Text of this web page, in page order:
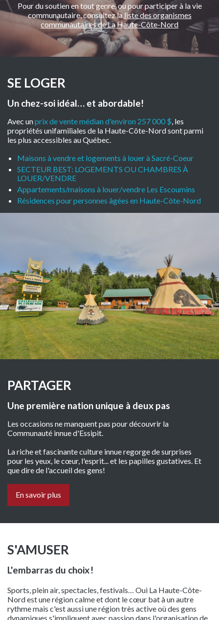
Pour du soutien en tout genre, ou pour participer à la vie
communautaire, consultez laliste des organismes
communautaires de La Haute-Côte-Nord
SE LOGER
Un chez-soi idéal… et abordable!
Avec unprix de vente médian d'environ 257 000 $, les
propriétés unifamiliales de la Haute-Côte-Nord sont parmi
les plus accessibles au Québec.
Maisons à vendre et logements à louer à Sacré-Coeur
SECTEUR BEST: LOGEMENTS OU CHAMBRES À
LOUER/VENDRE
Appartements/maisons à louer/vendre Les Escoumins
Résidences pour personnes âgées en Haute-Côte-Nord
PARTAGER
Une première nation unique à deux pas
Les occasions ne manquent pas pour découvrir la
Communauté innue d'Essipit.
La riche et fascinante culture innue regorge de surprises
pour les yeux, le cœur, l'esprit... et les papilles gustatives. Et
que dire de l'accueil des gens!
En savoir plus
S'AMUSER
L'embarras du choix!
Sports, plein air, spectacles, festivals… Oui La Haute-Côte-
Nord est une région calme et dont le cœur bat à un autre
rythme mais c'est aussi une région très active où des gens
dynamiques s'impliquent avec passion dans l'organisation de